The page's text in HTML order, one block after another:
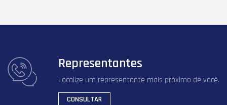
Representantes
Localize um representante mais próximo de você.
CONSULTAR